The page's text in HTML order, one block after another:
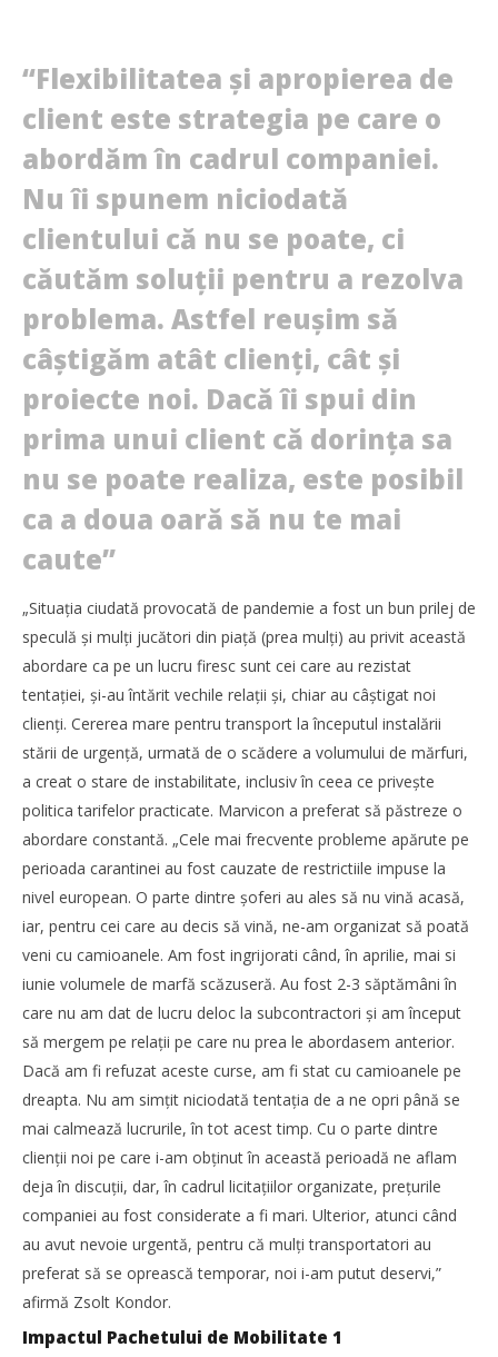
“Flexibilitatea şi apropierea de
client este strategia pe care o
abordăm în cadrul companiei.
Nu îi spunem niciodată
clientului că nu se poate, ci
căutăm soluţii pentru a rezolva
problema. Astfel reuşim să
câştigăm atât clienţi, cât şi
proiecte noi. Dacă îi spui din
prima unui client că dorinţa sa
nu se poate realiza, este posibil
ca a doua oară să nu te mai
caute”
„Situaţia ciudată provocată de pandemie a fost un bun prilej de
speculă și mulţi jucători din piaţă (prea mulţi) au privit această
abordare ca pe un lucru firesc sunt cei care au rezistat
tentaţiei, și-au întărit vechile relaţii și, chiar au câștigat noi
clienţi. Cererea mare pentru transport la începutul instalării
stării de urgenţă, urmată de o scădere a volumului de mărfuri,
a creat o stare de instabilitate, inclusiv în ceea ce privește
politica tarifelor practicate. Marvicon a preferat să păstreze o
abordare constantă. „Cele mai frecvente probleme apărute pe
perioada carantinei au fost cauzate de restrictiile impuse la
nivel european. O parte dintre șoferi au ales să nu vină acasă,
iar, pentru cei care au decis să vină, ne-am organizat să poată
veni cu camioanele. Am fost ingrijorati când, în aprilie, mai si
iunie volumele de marfă scăzuseră. Au fost 2-3 săptămâni în
care nu am dat de lucru deloc la subcontractori și am început
să mergem pe relaţii pe care nu prea le abordasem anterior.
Dacă am fi refuzat aceste curse, am fi stat cu camioanele pe
dreapta. Nu am simţit niciodată tentaţia de a ne opri până se
mai calmează lucrurile, în tot acest timp. Cu o parte dintre
clienţii noi pe care i-am obţinut în această perioadă ne aflam
deja în discuţii, dar, în cadrul licitaţiilor organizate, preţurile
companiei au fost considerate a fi mari. Ulterior, atunci când
au avut nevoie urgentă, pentru că mulţi transportatori au
preferat să se oprească temporar, noi i-am putut deservi,”
afirmă Zsolt Kondor.
Impactul Pachetului de Mobilitate 1